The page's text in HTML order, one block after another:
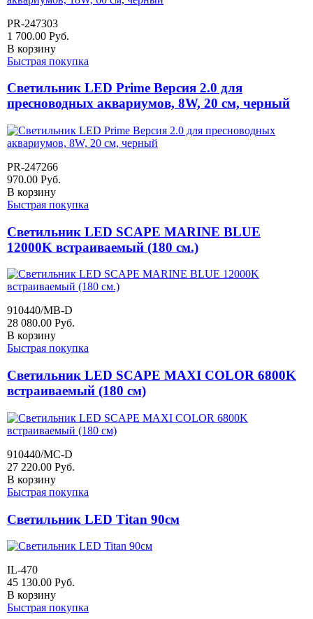
PR-247303
1 700.00 Руб.
В корзину
Быстрая покупка
Светильник LED Prime Версия 2.0 для
пресноводных аквариумов, 8W, 20 см, черный
PR-247266
970.00 Руб.
В корзину
Быстрая покупка
Светильник LED SCAPE MARINE BLUE
12000K встраиваемый (180 см.)
910440/MB-D
28 080.00 Руб.
В корзину
Быстрая покупка
Светильник LED SCAPE MAXI COLOR 6800K
встраиваемый (180 см)
910440/MC-D
27 220.00 Руб.
В корзину
Быстрая покупка
Светильник LED Titan 90см
IL-470
45 130.00 Руб.
В корзину
Быстрая покупка